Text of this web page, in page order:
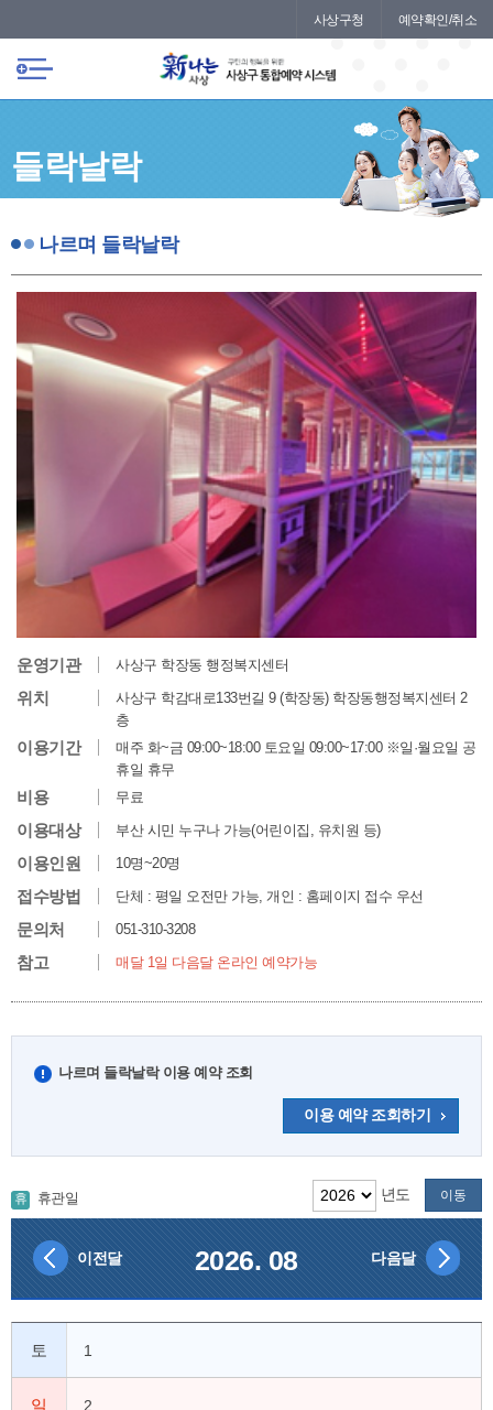
사상구청 예약확인/취소
들락날락
나르며 들락날락
나르며 들락날락
운영기관 사상구 학장동 행정복지센터
위치
사상구 학감대로133번길 9 (학장동) 학장동행정복지센터 2
층
이용기간
매주 화~금 09:00~18:00 토요일 09:00~17:00 ※일·월요일 공
휴일 휴무
비용 무료
이용대상 부산 시민 누구나 가능(어린이집, 유치원 등)
이용인원 10명~20명
접수방법 단체 : 평일 오전만 가능, 개인 : 홈페이지 접수 우선
문의처 051-310-3208
참고 매달 1일 다음달 온라인 예약가능
나르며 들락날락 이용 예약 조회
이용 예약 조회하기
휴 휴관일 년도 이동
이전달 다음달
2026. 08
토 1
일 2